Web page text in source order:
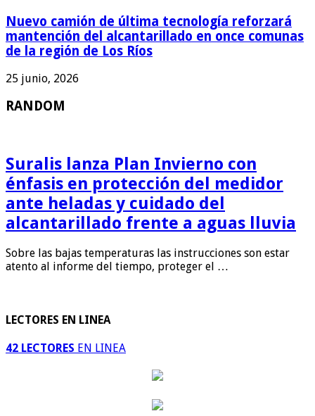
Nuevo camión de última tecnología reforzará
mantención del alcantarillado en once comunas
de la región de Los Ríos
25 junio, 2026
RANDOM
Suralis lanza Plan Invierno con
énfasis en protección del medidor
ante heladas y cuidado del
alcantarillado frente a aguas lluvia
Sobre las bajas temperaturas las instrucciones son estar
atento al informe del tiempo, proteger el …
LECTORES EN LINEA
42 LECTORES EN LINEA